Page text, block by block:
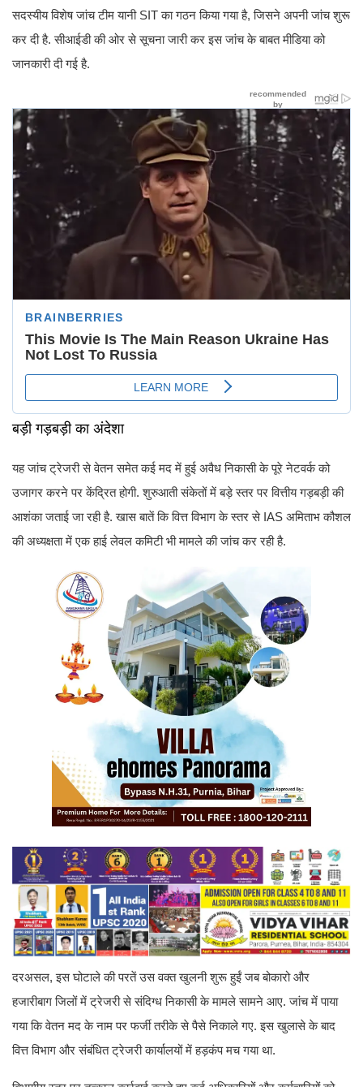
सदस्यीय विशेष जांच टीम यानी SIT का गठन किया गया है, जिसने अपनी जांच शुरू
कर दी है. सीआईडी की ओर से सूचना जारी कर इस जांच के बाबत मीडिया को
जानकारी दी गई है.
बड़ी गड़बड़ी का अंदेशा
यह जांच ट्रेजरी से वेतन समेत कई मद में हुई अवैध निकासी के पूरे नेटवर्क को
उजागर करने पर केंद्रित होगी. शुरुआती संकेतों में बड़े स्तर पर वित्तीय गड़बड़ी की
आशंका जताई जा रही है. खास बातें कि वित्त विभाग के स्तर से IAS अमिताभ कौशल
की अध्यक्षता में एक हाई लेवल कमिटी भी मामले की जांच कर रही है.
दरअसल, इस घोटाले की परतें उस वक्त खुलनी शुरू हुईं जब बोकारो और
हजारीबाग जिलों में ट्रेजरी से संदिग्ध निकासी के मामले सामने आए. जांच में पाया
गया कि वेतन मद के नाम पर फर्जी तरीके से पैसे निकाले गए. इस खुलासे के बाद
वित्त विभाग और संबंधित ट्रेजरी कार्यालयों में हड़कंप मच गया था.